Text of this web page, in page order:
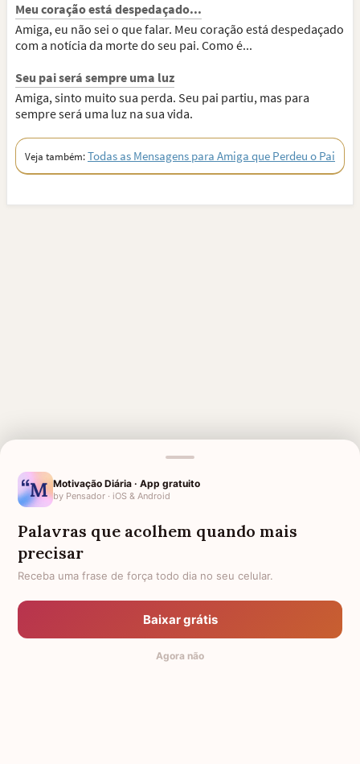
Meu coração está despedaçado...
Amiga, eu não sei o que falar. Meu coração está despedaçado
com a notícia da morte do seu pai. Como é...
Seu pai será sempre uma luz
Amiga, sinto muito sua perda. Seu pai partiu, mas para
sempre será uma luz na sua vida.
Veja também:Todas as Mensagens para Amiga que Perdeu o Pai
MENSAGENS RELACIONADAS
LUTO PARA AMIGA
PÊSAMES PARA AMIGA QUE
PÊSAMES PARA AMIGA
FORÇA PARA AMIGA CONFORTO PARA AMIGA
Motivação Diária · App gratuito
by Pensador · iOS & Android
Palavras que acolhem quando mais
precisar
Receba uma frase de força todo dia no seu celular.
Baixar grátis
Agora não